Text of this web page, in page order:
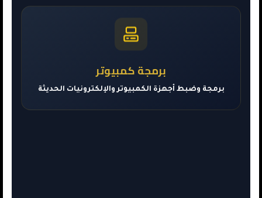
برمجة كمبيوتر
برمجة وضبط أجهزة الكمبيوتر والإلكترونيات الحديثة